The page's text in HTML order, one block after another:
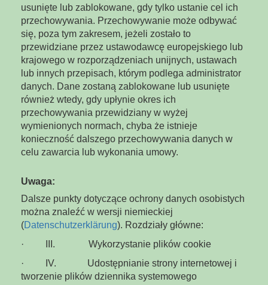
usunięte lub zablokowane, gdy tylko ustanie cel ich
przechowywania. Przechowywanie może odbywać
się, poza tym zakresem, jeżeli zostało to
przewidziane przez ustawodawcę europejskiego lub
krajowego w rozporządzeniach unijnych, ustawach
lub innych przepisach, którym podlega administrator
danych. Dane zostaną zablokowane lub usunięte
również wtedy, gdy upłynie okres ich
przechowywania przewidziany w wyżej
wymienionych normach, chyba że istnieje
konieczność dalszego przechowywania danych w
celu zawarcia lub wykonania umowy.
Uwaga:
Dalsze punkty dotyczące ochrony danych osobistych
można znaleźć w wersji niemieckiej
(Datenschutzerklärung). Rozdziały główne:
· III. Wykorzystanie plików cookie
· IV. Udostępnianie strony internetowej i
tworzenie plików dziennika systemowego